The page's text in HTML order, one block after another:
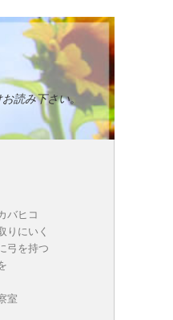
読み下さい。
バヒコ
りにいく
弓を持つ
室